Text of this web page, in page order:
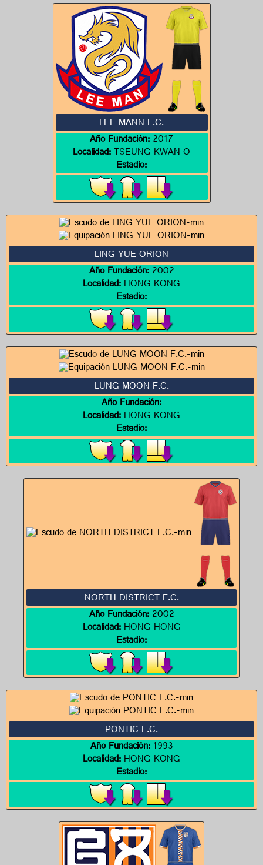
LEE MANN F.C.
Año Fundación:2017
Localidad:TSEUNG KWAN O
Estadio:
LING YUE ORION
Año Fundación:2002
Localidad:HONG KONG
Estadio:
LUNG MOON F.C.
Año Fundación:
Localidad:HONG KONG
Estadio:
NORTH DISTRICT F.C.
Año Fundación:2002
Localidad:HONG HONG
Estadio:
PONTIC F.C.
Año Fundación:1993
Localidad:HONG KONG
Estadio: